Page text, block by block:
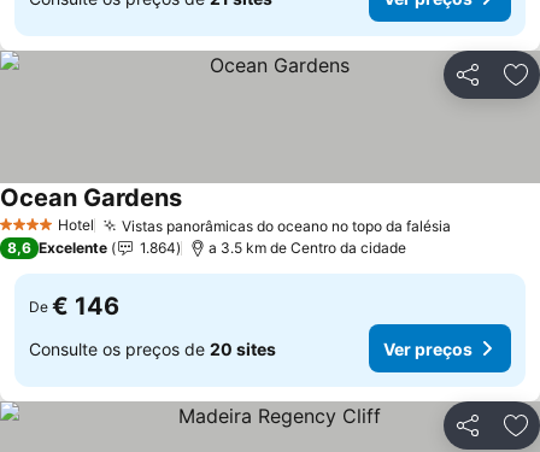
Partilhar
4 EstrelasHotel Vistas panorâmicas do oceano no topo da falésia
Ocean GardensVer preços
8,6 Excelente 1.864 a 3.5 km de Centro da cidade
De € 146
Consulte os preços de 20 sites Ver preços
Partilhar